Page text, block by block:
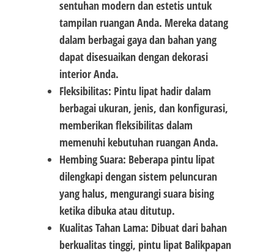
sentuhan modern dan estetis untuk
tampilan ruangan Anda. Mereka datang
dalam berbagai gaya dan bahan yang
dapat disesuaikan dengan dekorasi
interior Anda.
Fleksibilitas: Pintu lipat hadir dalam
berbagai ukuran, jenis, dan konfigurasi,
memberikan fleksibilitas dalam
memenuhi kebutuhan ruangan Anda.
Hembing Suara: Beberapa pintu lipat
dilengkapi dengan sistem peluncuran
yang halus, mengurangi suara bising
ketika dibuka atau ditutup.
Kualitas Tahan Lama: Dibuat dari bahan
berkualitas tinggi, pintu lipat Balikpapan